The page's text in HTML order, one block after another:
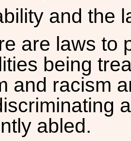
and the
are laws to
being
and racism
abled.